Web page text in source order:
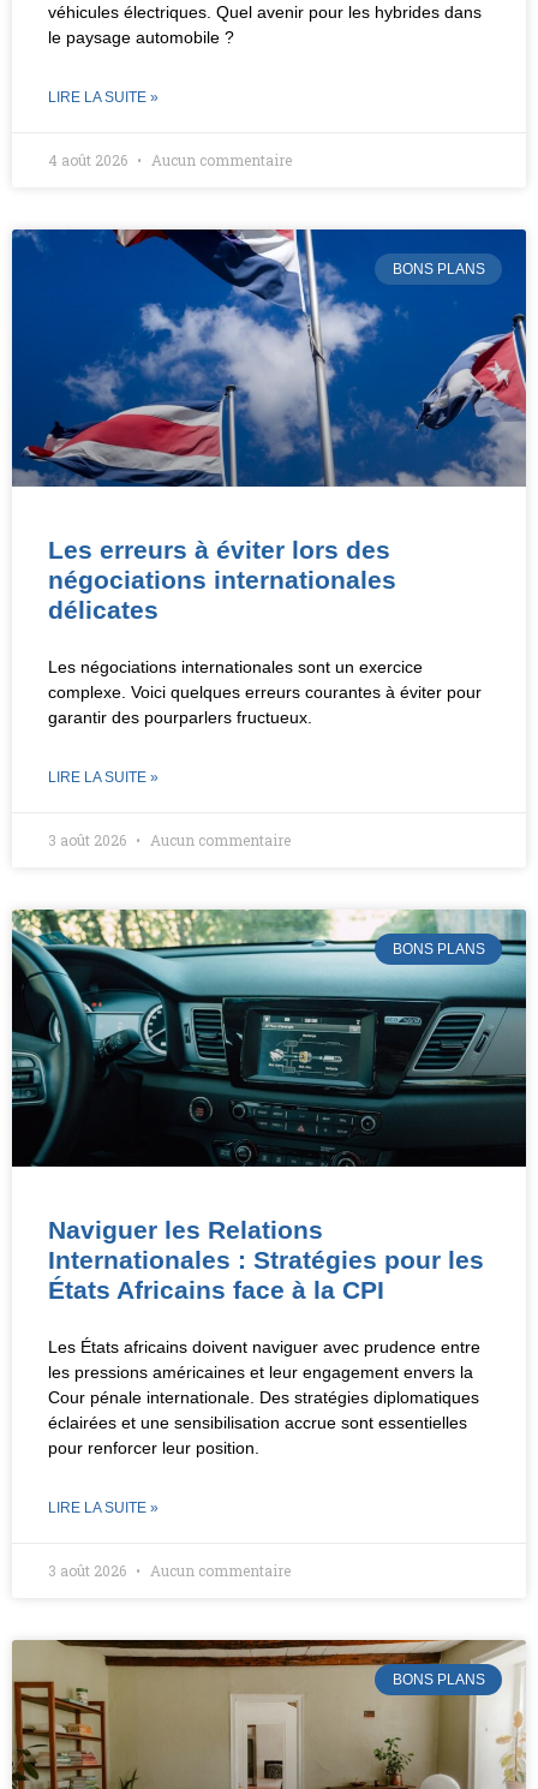
véhicules électriques. Quel avenir pour les hybrides dans
le paysage automobile ?
LIRE LA SUITE »
4 août 2026 Aucun commentaire
BONS PLANS
Les erreurs à éviter lors des
négociations internationales
délicates
Les négociations internationales sont un exercice
complexe. Voici quelques erreurs courantes à éviter pour
garantir des pourparlers fructueux.
LIRE LA SUITE »
3 août 2026 Aucun commentaire
BONS PLANS
Naviguer les Relations
Internationales : Stratégies pour les
États Africains face à la CPI
Les États africains doivent naviguer avec prudence entre
les pressions américaines et leur engagement envers la
Cour pénale internationale. Des stratégies diplomatiques
éclairées et une sensibilisation accrue sont essentielles
pour renforcer leur position.
LIRE LA SUITE »
3 août 2026 Aucun commentaire
BONS PLANS